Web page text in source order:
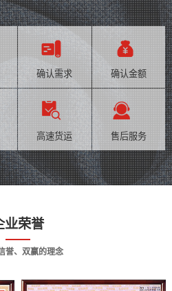
确认需求 确认金额
高速货运 售后服务
业荣誉
誉、双赢的理念